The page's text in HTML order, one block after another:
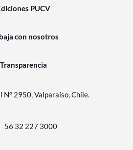
PUCV
con nosotros
Transparencia
N° 2950, Valparaíso, Chile.
56 32 227 3000